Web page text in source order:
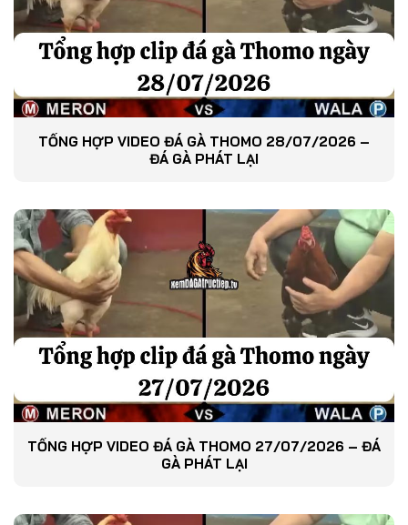
TỔNG HỢP VIDEO ĐÁ GÀ THOMO 28/07/2026 –
ĐÁ GÀ PHÁT LẠI
TỔNG HỢP VIDEO ĐÁ GÀ THOMO 27/07/2026 – ĐÁ
GÀ PHÁT LẠI